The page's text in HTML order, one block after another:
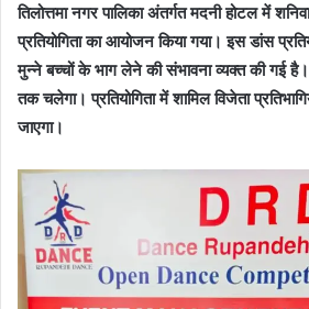
तिलोत्तमा नगर पालिका अंतर्गत मदनी होटल में
प्रतियोगिता का आयोजन किया गया। इस डांस
मुन्ने बच्चों के भाग लेने की संभावना व्यक्त की गई है।
तक चलेगा। प्रतियोगिता में शामिल विजेता
जाएगा।